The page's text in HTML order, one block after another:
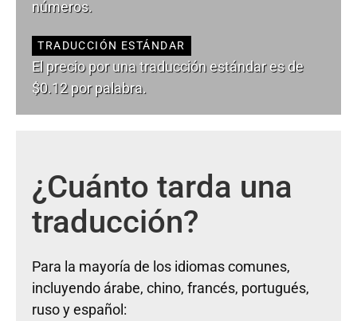
números.
TRADUCCIÓN ESTÁNDAR
El precio por una traducción estándar es de
$0.12 por palabra.
¿Cuánto tarda una
traducción?
Para la mayoría de los idiomas comunes,
incluyendo árabe, chino, francés, portugués,
ruso y español: